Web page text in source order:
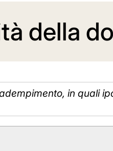
della
in quali